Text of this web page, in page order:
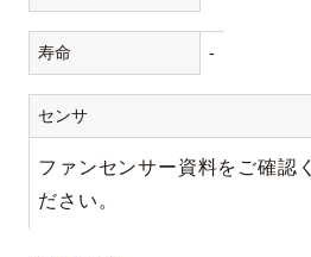
寿命 -
センサ
ファンセンサー資料をご確認く
ださい。